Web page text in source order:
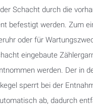
Schacht durch die
befestigt werden. Zum
oder für
eingebaute
werden. Der in
sperrt bei der
ab, dadurch